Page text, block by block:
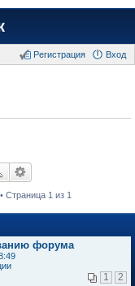
Вход
Регистрация
Страница 1 из 1
форума
1 2